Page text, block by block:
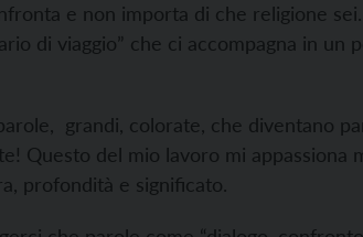
e non importa di che religione
di viaggio” che ci accompagna in un
grandi, colorate, che diventano
Questo del mio lavoro mi appassiona
profondità e significato.